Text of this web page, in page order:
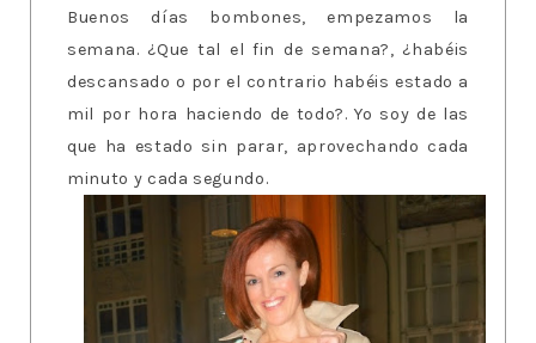
Buenos días bombones, empezamos la
semana. ¿Que tal el fin de semana?, ¿habéis
descansado o por el contrario habéis estado a
mil por hora haciendo de todo?. Yo soy de las
que ha estado sin parar, aprovechando cada
minuto y cada segundo.